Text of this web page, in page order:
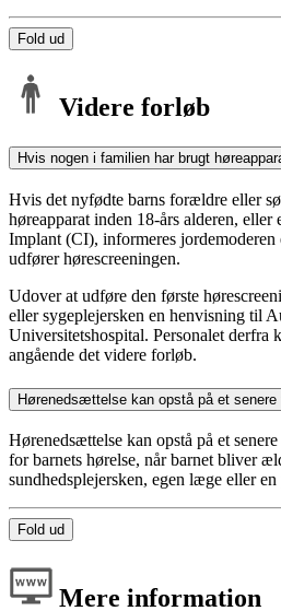
Fold ud
Videre forløb
Hvis nogen i familien har brugt
Hvis det nyfødte barns forældre eller
høreapparat inden 18-års alderen, eller
Implant (CI), informeres jordemoderen
udfører hørescreeningen.
Udover at udføre den første
eller sygeplejersken en henvisning til
Universitetshospital. Personalet derfra
angående det videre forløb.
Hørenedsættelse kan opstå på et senere
Hørenedsættelse kan opstå på et
for barnets hørelse, når barnet bliver
sundhedsplejersken, egen læge eller
Fold ud
Mere information